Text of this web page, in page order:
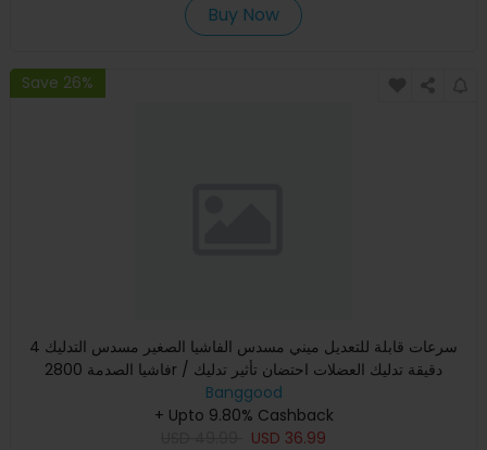
Buy Now
Save 26%
4 سرعات قابلة للتعديل ميني مسدس الفاشيا الصغير مسدس التدليك
فاشيا الصدمة 2800r / دقيقة تدليك العضلات احتضان تأثير تدليك
Banggood
+ Upto 9.80% Cashback
USD 36.99